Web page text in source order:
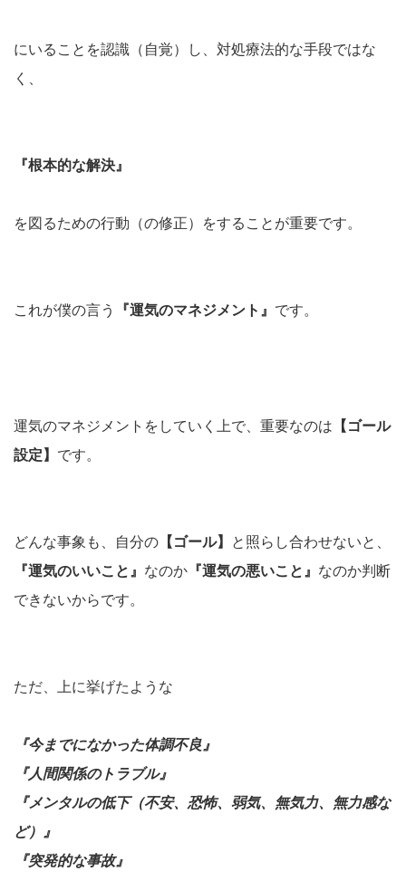
にいることを認識（自覚）し、対処療法的な手段ではな
く、
『根本的な解決』
を図るための行動（の修正）をすることが重要です。
これが僕の言う 『運気のマネジメント』 です。
運気のマネジメントをしていく上で、重要なのは 【ゴール
設定】 です。
どんな事象も、自分の 【ゴール】
と照らし合わせないと、
『運気のいいこと』 なのか 『運気の悪いこと』 なのか判断
できないからです。
ただ、上に挙げたような
『今までになかった体調不良』
『人間関係のトラブル』
『メンタルの低下（不安、恐怖、弱気、無気力、無力感な
ど）』
『突発的な事故』